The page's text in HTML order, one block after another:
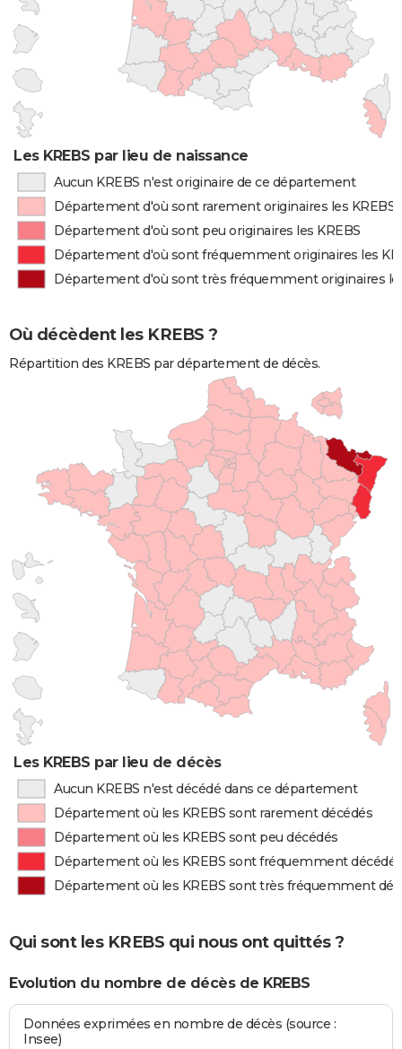
Les KREBS par lieu de naissance
Aucun KREBS n'est originaire de ce département
Département d'où sont rarement originaires les KREBS
Département d'où sont peu originaires les KREBS
Département d'où sont fréquemment originaires les
Département d'où sont très fréquemment originaires
Où décèdent les KREBS ?
Répartition des KREBS par département de décès.
Les KREBS par lieu de décès
Aucun KREBS n'est décédé dans ce département
Département où les KREBS sont rarement décédés
Département où les KREBS sont peu décédés
Département où les KREBS sont fréquemment décédés
Département où les KREBS sont très fréquemment
Qui sont les KREBS qui nous ont quittés ?
Evolution du nombre de décès de KREBS
Données exprimées en nombre de décès (source :
Insee)